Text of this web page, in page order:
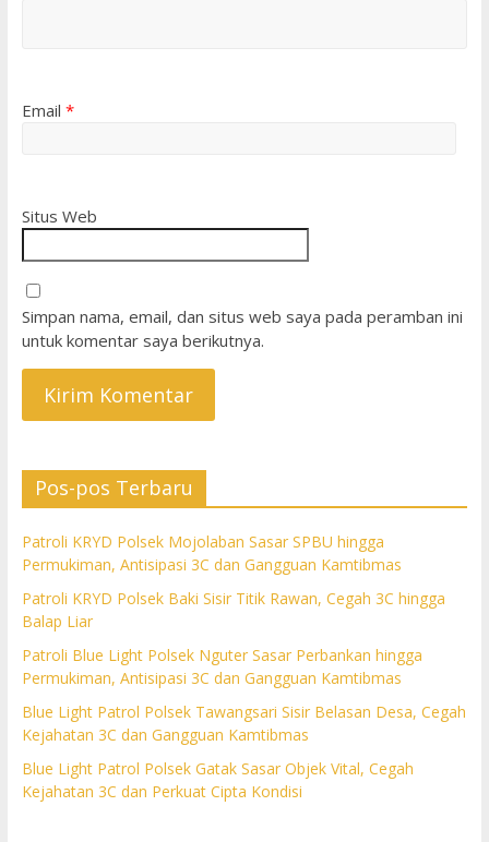
Email *
Situs Web
Simpan nama, email, dan situs web saya pada peramban ini
untuk komentar saya berikutnya.
Pos-pos Terbaru
Patroli KRYD Polsek Mojolaban Sasar SPBU hingga
Permukiman, Antisipasi 3C dan Gangguan Kamtibmas
Patroli KRYD Polsek Baki Sisir Titik Rawan, Cegah 3C hingga
Balap Liar
Patroli Blue Light Polsek Nguter Sasar Perbankan hingga
Permukiman, Antisipasi 3C dan Gangguan Kamtibmas
Blue Light Patrol Polsek Tawangsari Sisir Belasan Desa, Cegah
Kejahatan 3C dan Gangguan Kamtibmas
Blue Light Patrol Polsek Gatak Sasar Objek Vital, Cegah
Kejahatan 3C dan Perkuat Cipta Kondisi